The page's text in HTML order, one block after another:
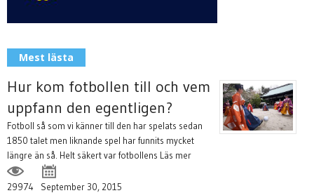
Mest lästa
Hur kom fotbollen till och vem
uppfann den egentligen?
Fotboll så som vi känner till den har spelats sedan
1850 talet men liknande spel har funnits mycket
längre än så. Helt säkert var fotbollens Läs mer
29974 September 30, 2015